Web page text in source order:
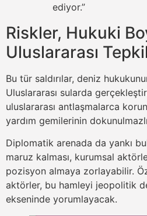
ediyor.”
Riskler, Hukuki
Uluslararası
Bu tür saldırılar, deniz
Uluslararası sularda
uluslararası antlaşmalarca
yardım gemilerinin
Diplomatik arenada da yankı
maruz kalması, kurumsal
pozisyon almaya zorlayabilir.
aktörler, bu hamleyi jeopolitik
ekseninde yorumlayacak.